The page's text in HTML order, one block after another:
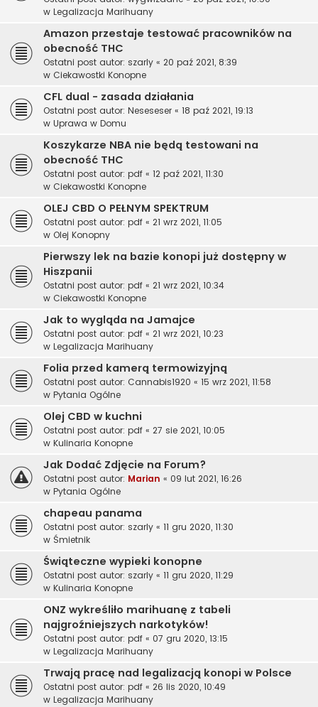
w Legalizacja Marihuany
Amazon przestaje testować pracowników na
obecność THC
Ostatni post autor: szarly « 20 paź 2021, 8:39
w Ciekawostki Konopne
CFL dual - zasada działania
Ostatni post autor: Neseseser « 18 paź 2021, 19:13
w Uprawa w Domu
Koszykarze NBA nie będą testowani na
obecność THC
Ostatni post autor: pdf « 12 paź 2021, 11:30
w Ciekawostki Konopne
OLEJ CBD O PEŁNYM SPEKTRUM
Ostatni post autor: pdf « 21 wrz 2021, 11:05
w Olej Konopny
Pierwszy lek na bazie konopi już dostępny w
Hiszpanii
Ostatni post autor: pdf « 21 wrz 2021, 10:34
w Ciekawostki Konopne
Jak to wygląda na Jamajce
Ostatni post autor: pdf « 21 wrz 2021, 10:23
w Legalizacja Marihuany
Folia przed kamerą termowizyjną
Ostatni post autor: Cannabis1920 « 15 wrz 2021, 11:58
w Pytania Ogólne
Olej CBD w kuchni
Ostatni post autor: pdf « 27 sie 2021, 10:05
w Kulinaria Konopne
Jak Dodać Zdjęcie na Forum?
Ostatni post autor: Marian « 09 lut 2021, 16:26
w Pytania Ogólne
chapeau panama
Ostatni post autor: szarly « 11 gru 2020, 11:30
w Śmietnik
Świąteczne wypieki konopne
Ostatni post autor: szarly « 11 gru 2020, 11:29
w Kulinaria Konopne
ONZ wykreśliło marihuanę z tabeli
najgroźniejszych narkotyków!
Ostatni post autor: pdf « 07 gru 2020, 13:15
w Legalizacja Marihuany
Trwają pracę nad legalizacją konopi w Polsce
Ostatni post autor: pdf « 26 lis 2020, 10:49
w Legalizacja Marihuany